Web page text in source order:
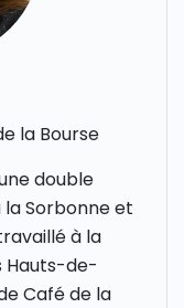
la Bourse
double
Sorbonne et
à la
Hauts-de-
Café de la